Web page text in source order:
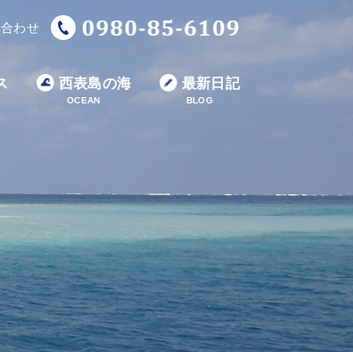
わせ
西表島の海
OCEAN
最新日記
BLOG